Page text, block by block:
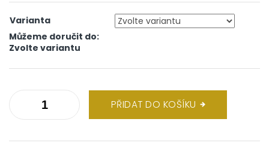
cena:
Varianta
Můžeme doručit do:
Zvolte variantu
PŘIDAT DO KOŠÍKU